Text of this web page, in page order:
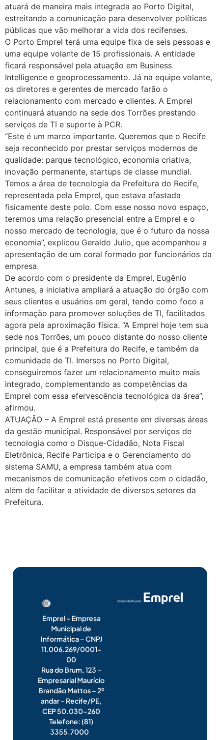
atuará de maneira mais integrada ao Porto Digital,
estreitando a comunicação para desenvolver políticas
públicas que vão melhorar a vida dos recifenses.
O Porto Emprel terá uma equipe fixa de seis pessoas e
uma equipe volante de 15 profissionais. A entidade
ficará responsável pela atuação em Business
Intelligence e geoprocessamento. Já na equipe volante,
os diretores e gerentes de mercado farão o
relacionamento com mercado e clientes. A Emprel
continuará atuando na sede dos Torrões prestando
serviços de TI e suporte à PCR.
“Este é um marco importante. Queremos que o Recife
seja reconhecido por prestar serviços modernos de
qualidade: parque tecnológico, economia criativa,
inovação permanente, startups de classe mundial.
Temos a área de tecnologia da Prefeitura do Recife,
representada pela Emprel, que estava afastada
fisicamente deste polo. Com esse nosso novo espaço,
teremos uma relação presencial entre a Emprel e o
nosso mercado de tecnologia, que é o futuro da nossa
economia”, explicou Geraldo Julio, que acompanhou a
apresentação de um coral formado por funcionários da
empresa.
De acordo com o presidente da Emprel, Eugênio
Antunes, a iniciativa ampliará a atuação do órgão com
seus clientes e usuários em geral, tendo como foco a
informação para promover soluções de TI, facilitados
agora pela aproximação física. “A Emprel hoje tem sua
sede nos Torrões, um pouco distante do nosso cliente
principal, que é a Prefeitura do Recife, e também da
comunidade de TI. Imersos no Porto Digital,
conseguiremos fazer um relacionamento muito mais
integrado, complementando as competências da
Emprel com essa efervescência tecnológica da área”,
afirmou.
ATUAÇÃO – A Emprel está presente em diversas áreas
da gestão municipal. Responsável por serviços de
tecnologia como o Disque-Cidadão, Nota Fiscal
Eletrônica, Recife Participa e o Gerenciamento do
sistema SAMU, a empresa também atua com
mecanismos de comunicação efetivos com o cidadão,
além de facilitar a atividade de diversos setores da
Prefeitura.
Emprel – Empresa
Municipal de
Informática – CNPJ
11.006.269/0001-
00
Rua do Brum, 123 –
Empresarial Maurício
Brandão Mattos – 2º
andar – Recife/PE,
CEP 50.030-260
Telefone: (81)
3355.7000